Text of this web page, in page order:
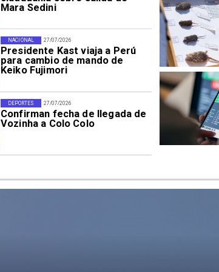
Mara Sedini
27/07/2026
Presidente Kast viaja a Perú
para cambio de mando de
Keiko Fujimori
NACIONAL
27/07/2026
Confirman fecha de llegada de
Vozinha a Colo Colo
DEPORTES